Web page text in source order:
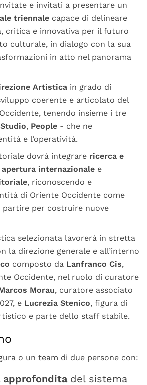
e invitati a presentare un
triennale capace di delineare
critica e innovativa per il futuro
culturale, in dialogo con la sua
in atto nel panorama
Artistica in grado di
coerente e articolato del
tenendo insieme i tre
Studio, People - che ne
e l’operatività.
dovrà integrare ricerca e
apertura internazionale e
, riconoscendo e
di Oriente Occidente come
partire per costruire nuove
selezionata lavorerà in stretta
la direzione generale e all’interno
composto da Lanfranco Cis,
Occidente, nel ruolo di curatore
Morau, curatore associato
e Lucrezia Stenico, figura di
e parte dello staff stabile.
o un team di due persone con:
approfondita del sistema